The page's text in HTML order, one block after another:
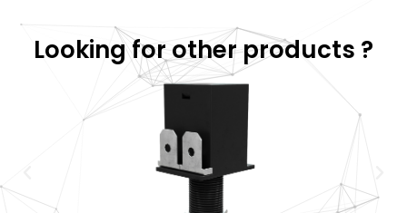
Looking for other products ?